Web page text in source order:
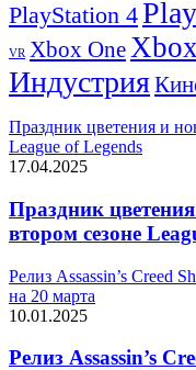
PlayStation 4
VR Xbox One
Индустрия
Праздник цветения и
League of Legends
17.04.2025
Праздник
втором сезоне
Релиз Assassin’s Creed
на 20 марта
10.01.2025
Релиз Assassin’s